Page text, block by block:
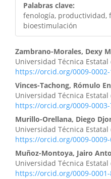
Palabras clave:
fenología, productividad,
bioestimulación
Zambrano-Morales, Dexy
Universidad Técnica Estatal
https://orcid.org/0009-0002-
Vinces-Tachong, Rómulo
Universidad Técnica Estatal
https://orcid.org/0009-0003-
Murillo-Orellana, Diego
Universidad Técnica Estatal
https://orcid.org/0009-0009-
Muñoz-Montoya, Jairo
Universidad Técnica Estatal
https://orcid.org/0009-0001-